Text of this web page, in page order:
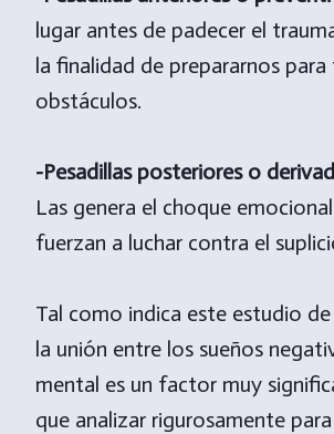
lugar antes de padecer el
la finalidad de prepararnos
obstáculos.
-Pesadillas posteriores o
Las genera el choque
fuerzan a luchar contra el
Tal como indica este estudio de
la unión entre los sueños
mental es un factor muy
que analizar rigurosamente